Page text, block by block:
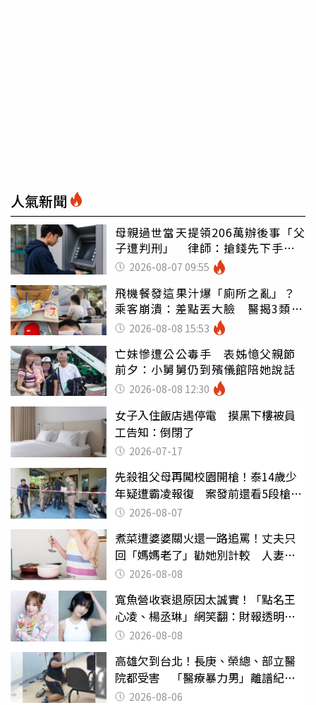
人氣新聞
母親過世當天提領206萬辦後事「父
子遭判刑」 律師：搶錢先下手是
罪 2026-08-07 09:55
飛機餐發這果汁爆「廁所之亂」？
乘客崩潰：差點丟大臉 醫揭3類人
別亂喝
2026-08-08 15:53
亡妹慘遭公公毒手 表姊憶父親節
前夕：小舅舅仍到殯儀館陪她說話
2026-08-08 12:30
女子入住飯店遇停電 摸黑下樓被員
工告知：倒閉了
2026-07-17
先殺祖父母再闖校園開槍！泰14歲少
年疑遭霸凌報復 案發前還看5段槍擊
片 2026-08-07
煮菜遭婆婆關火還一路追罵！丈夫只
回「媽媽老了」勸她別計較 人妻超
崩潰：我像台傭
2026-08-08
寬魚營收衰退原因太誠實！「點名王
心凌、楊丞琳」網笑翻：財報透明度
滿分2026-08-08
高雄欠到台北！長庚、榮總、部立醫
院都受害 「醫療暴力男」離譜紀錄
曝光2026-08-06